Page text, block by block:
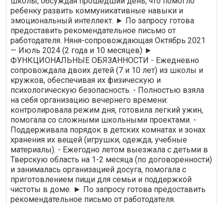
человеком. Будем скучать.
ребенку развить коммуникативные навыки и
эмоциональный интеллект. ► По запросу готова
предоставить рекомендательное письмо от
работодателя. Няня-сопровождающая Октябрь 2021
— Июль 2024 (2 года и 10 месяцев) ►
ФУНКЦИОНАЛЬНЫЕ ОБЯЗАННОСТИ - Ежедневно
сопровождала двоих детей (7 и 10 лет) из школы и
кружков, обеспечивая их физическую и
психологическую безопасность. - Полностью взяла
на себя организацию вечернего времени:
контролировала режим дня, готовила легкий ужин,
помогала со сложными школьными проектами. -
Поддерживала порядок в детских комнатах и зонах
хранения их вещей (игрушки, одежда, учебные
материалы). - Ежегодно летом выезжала с детьми в
Тверскую область на 1-2 месяца (по договоренности)
и занималась организацией досуга, помогала с
приготовлением пищи для семьи и поддержкой
чистоты в доме. ► По запросу готова предоставить
рекомендательное письмо от работодателя.